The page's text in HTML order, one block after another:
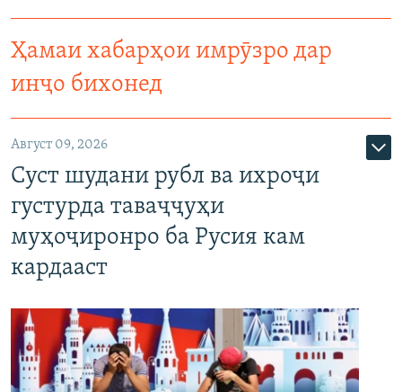
Ҳамаи хабарҳои имрӯзро дар
инҷо бихонед
Август 09, 2026
Суст шудани рубл ва ихроҷи
густурда таваҷҷуҳи
муҳоҷиронро ба Русия кам
кардааст